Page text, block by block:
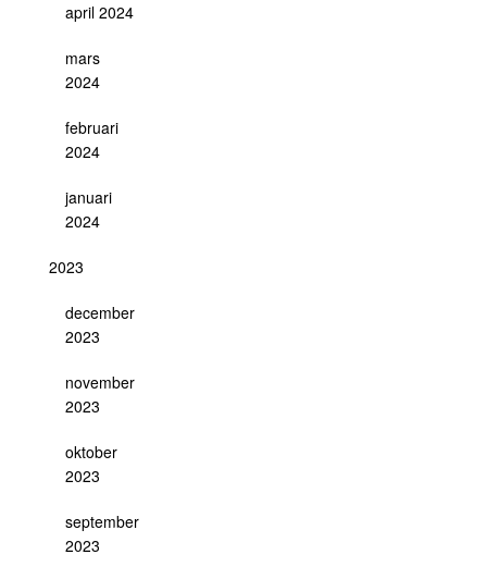
april 2024
mars
2024
februari
2024
januari
2024
2023
december
2023
november
2023
oktober
2023
september
2023